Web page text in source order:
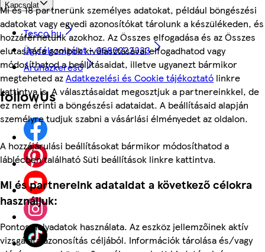
Mi és 18 partnerünk személyes adatokat, például böngészési
adatokat vagy egyedi azonosítókat tárolunk a készülékeden, és
hozzáférhetünk azokhoz. Az Összes elfogadása és az Összes
elutasítása gombok kiválasztásával elfogadhatod vagy
módosíthatod a beállításaidat, illetve ugyanezt bármikor
megteheted azAdatkezelési és Cookie tájékoztató linkre
kattintva is. A választásaidat megosztjuk a partnereinkkel, de
ez nem érinti a böngészési adataidat. A beállításaid alapján
személyre tudjuk szabni a vásárlási élményedet az oldalon.
A hozzájárulási beállításokat bármikor módosíthatod a
láblécben található Süti beállítások linkre kattintva.
Mi és partnereink adataidat a következő célokra
használjuk:
Pontos helyadatok használata. Az eszköz jellemzőinek aktív
vizsgálata azonosítás céljából. Információk tárolása és/vagy
Kapcsolat
Tesco.hu
Ügyfélszolgálat - 0680222333
Áruházkereső
followUs